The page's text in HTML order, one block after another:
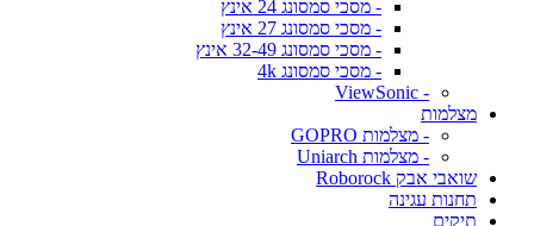
- מסכי סמסונג 24 אינץ
- מסכי סמסונג 27 אינץ
- מסכי סמסונג 32-49 אינץ
- מסכי סמסונג 4k
- ViewSonic
מצלמות
- מצלמות GOPRO
- מצלמות Uniarch
שואבי אבק Roborock
תחנות עגינה
תיקים